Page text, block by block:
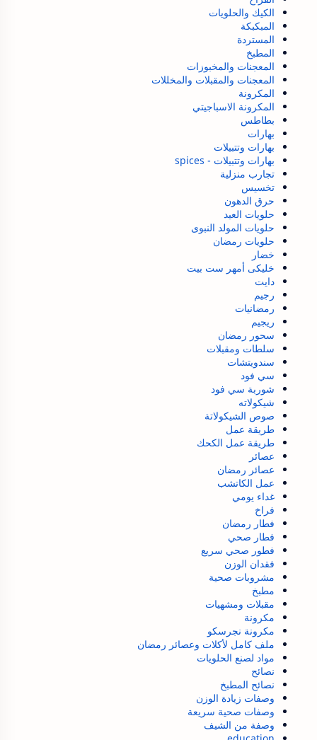
الكيك والحلويات
المبكبكة
المستردة
المطبخ
المعجنات والمخبوزات
المعجنات والمقبلات والمخللات
المكرونة
المكرونة الاسباجيتي
بطاطس
بهارات
بهارات وتتبيلات
بهارات وتتبيلات - spices
تجارب منزلية
تخسيس
حرق الدهون
حلويات العيد
حلويات المولد النبوى
حلويات رمضان
خضار
خليكى أمهر ست بيت
دايت
رجيم
رمضانيات
ريجيم
سحور رمضان
سلطات ومقبلات
سندويتشات
سي فود
شوربة سي فود
شيكولاته
صوص الشيكولاتة
طريقة عمل
طريقة عمل الكحك
عصائر
عصائر رمضان
عمل الكاتشب
غداء يومي
فراخ
فطار رمضان
فطار صحي
فطور صحي سريع
فقدان الوزن
مشروبات صحية
مطبخ
مقبلات ومشهيات
مكرونة
مكرونة نجرسكو
ملف كامل لأكلات وعصائر رمضان
مواد لصنع الحلويات
نصائح
نصائح المطبخ
وصفات زيادة الوزن
وصفات صحية سريعة
وصفة من الشيف